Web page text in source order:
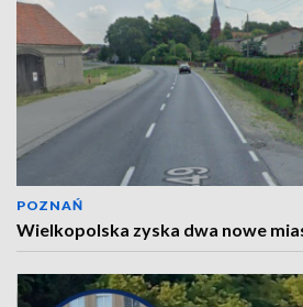
POZNAŃ
Wielkopolska zyska dwa nowe